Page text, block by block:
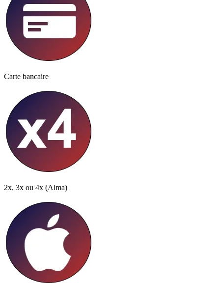
Carte bancaire
2x, 3x ou 4x (Alma)